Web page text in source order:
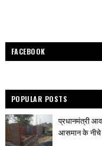
FACEBOOK
POPULAR POSTS
प्रधानमंत्री
आसमान के नीचे